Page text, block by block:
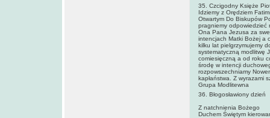
35. Czcigodny Księże
Idziemy z Orędziem
Otwartym Do Biskupów
pragniemy odpowiedzieć
Ona Pana Jezusa za
intencjach Matki Bożej a
kilku lat pielgrzymujemy
systematyczną modlitwę
comiesięczną a od roku
środę w intencji
rozpowszechniamy
kapłaństwa. Z wyrazami
Grupa Modlitewna
36. Błogosławiony dzień
Z natchnienia Bożego
Duchem Świętym